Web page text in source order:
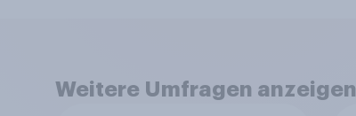
Weitere Umfragen anzeigen